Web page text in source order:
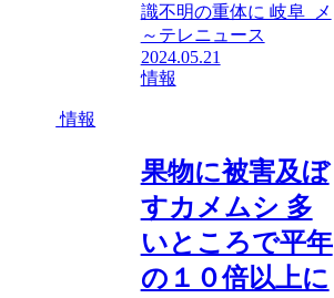
識不明の重体に 岐阜 メ
～テレニュース
2024.05.21
情報
情報
果物に被害及ぼ
すカメムシ 多
いところで平年
の１０倍以上に